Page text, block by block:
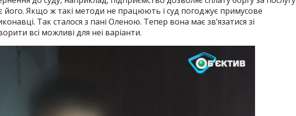
його. Якщо ж такі методи не працюють і суд погоджує примусове
Так сталося з пані Оленою. Тепер вона має зв’язатися зі
всі можливі для неї варіанти.